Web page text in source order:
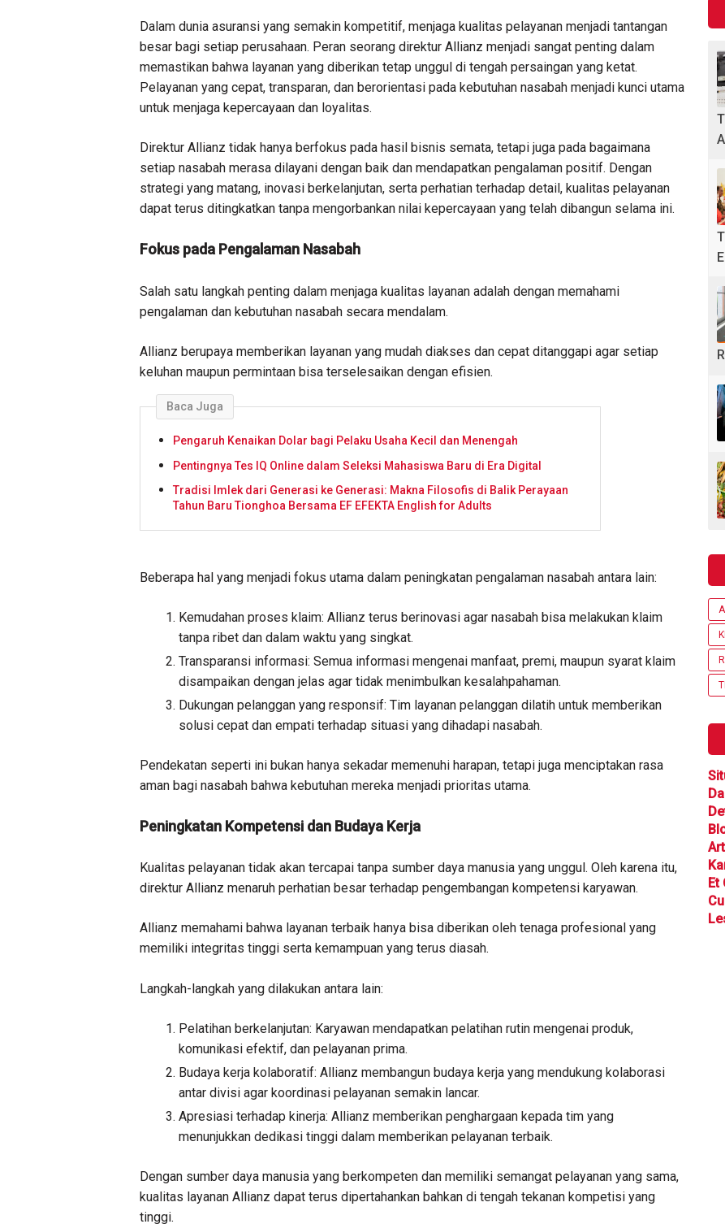
Dalam dunia asuransi yang semakin kompetitif, menjaga kualitas pelayanan menjadi tantangan
besar bagi setiap perusahaan. Peran seorang direktur Allianz menjadi sangat penting dalam
memastikan bahwa layanan yang diberikan tetap unggul di tengah persaingan yang ketat.
Pelayanan yang cepat, transparan, dan berorientasi pada kebutuhan nasabah menjadi kunci utama
untuk menjaga kepercayaan dan loyalitas.
Direktur Allianz tidak hanya berfokus pada hasil bisnis semata, tetapi juga pada bagaimana
setiap nasabah merasa dilayani dengan baik dan mendapatkan pengalaman positif. Dengan
strategi yang matang, inovasi berkelanjutan, serta perhatian terhadap detail, kualitas pelayanan
dapat terus ditingkatkan tanpa mengorbankan nilai kepercayaan yang telah dibangun selama ini.
Fokus pada Pengalaman Nasabah
Salah satu langkah penting dalam menjaga kualitas layanan adalah dengan memahami
pengalaman dan kebutuhan nasabah secara mendalam.
Allianz berupaya memberikan layanan yang mudah diakses dan cepat ditanggapi agar setiap
keluhan maupun permintaan bisa terselesaikan dengan efisien.
Baca Juga
Pengaruh Kenaikan Dolar bagi Pelaku Usaha Kecil dan Menengah
Pentingnya Tes IQ Online dalam Seleksi Mahasiswa Baru di Era Digital
Tradisi Imlek dari Generasi ke Generasi: Makna Filosofis di Balik Perayaan
Tahun Baru Tionghoa Bersama EF EFEKTA English for Adults
Beberapa hal yang menjadi fokus utama dalam peningkatan pengalaman nasabah antara lain:
Kemudahan proses klaim: Allianz terus berinovasi agar nasabah bisa melakukan klaim
tanpa ribet dan dalam waktu yang singkat.
Transparansi informasi: Semua informasi mengenai manfaat, premi, maupun syarat klaim
disampaikan dengan jelas agar tidak menimbulkan kesalahpahaman.
Dukungan pelanggan yang responsif: Tim layanan pelanggan dilatih untuk memberikan
solusi cepat dan empati terhadap situasi yang dihadapi nasabah.
Pendekatan seperti ini bukan hanya sekadar memenuhi harapan, tetapi juga menciptakan rasa
aman bagi nasabah bahwa kebutuhan mereka menjadi prioritas utama.
Peningkatan Kompetensi dan Budaya Kerja
Kualitas pelayanan tidak akan tercapai tanpa sumber daya manusia yang unggul. Oleh karena itu,
direktur Allianz menaruh perhatian besar terhadap pengembangan kompetensi karyawan.
Allianz memahami bahwa layanan terbaik hanya bisa diberikan oleh tenaga profesional yang
memiliki integritas tinggi serta kemampuan yang terus diasah.
Langkah-langkah yang dilakukan antara lain:
Pelatihan berkelanjutan: Karyawan mendapatkan pelatihan rutin mengenai produk,
komunikasi efektif, dan pelayanan prima.
Budaya kerja kolaboratif: Allianz membangun budaya kerja yang mendukung kolaborasi
antar divisi agar koordinasi pelayanan semakin lancar.
Apresiasi terhadap kinerja: Allianz memberikan penghargaan kepada tim yang
menunjukkan dedikasi tinggi dalam memberikan pelayanan terbaik.
Dengan sumber daya manusia yang berkompeten dan memiliki semangat pelayanan yang sama,
kualitas layanan Allianz dapat terus dipertahankan bahkan di tengah tekanan kompetisi yang
tinggi.
Et